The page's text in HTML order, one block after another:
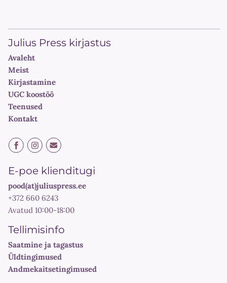
Julius Press kirjastus
Avaleht
Meist
Kirjastamine
UGC koostöö
Teenused
Kontakt
E-poe klienditugi
pood(at)juliuspress.ee
+372 660 6243
Avatud 10:00-18:00
Tellimisinfo
Saatmine ja tagastus
Üldtingimused
Andmekaitsetingimused